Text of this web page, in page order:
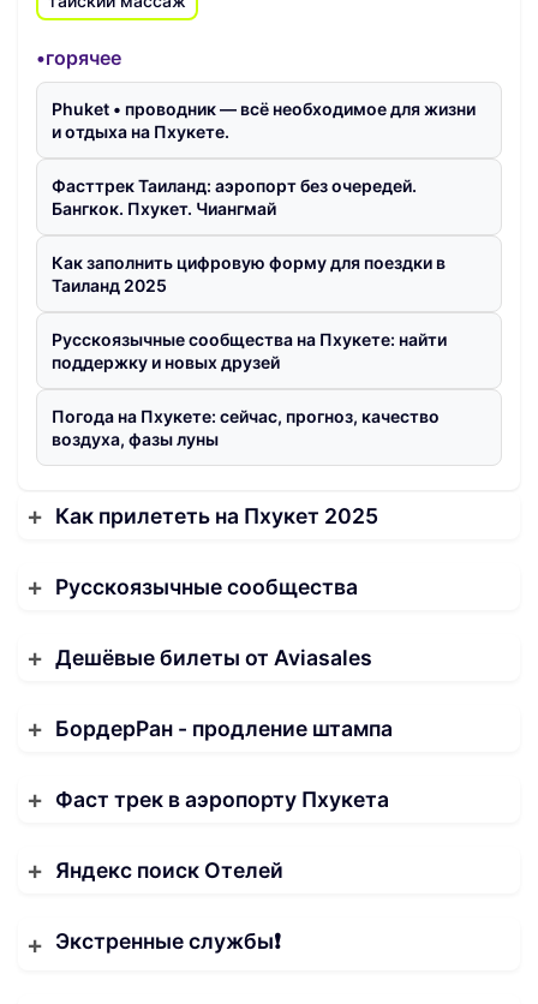
•горячее
Phuket • проводник — всё необходимое для жизни
и отдыха на Пхукете.
Фасттрек Таиланд: аэропорт без очередей.
Бангкок. Пхукет. Чиангмай
Как заполнить цифровую форму для поездки в
Таиланд 2025
Русскоязычные сообщества на Пхукете: найти
поддержку и новых друзей
Погода на Пхукете: сейчас, прогноз, качество
воздуха, фазы луны
Как прилететь на Пхукет 2025
Русскоязычные сообщества
Дешёвые билеты от Aviasales
БордерРан - продление штампа
Фаст трек в аэропорту Пхукета
Яндекс поиск Отелей
Экстренные службы❗️